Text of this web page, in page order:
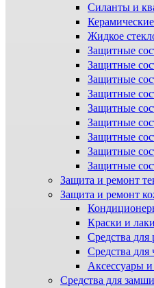
Силанты и
Жидкое
Защитные
Защитные
Защитные
Защитные
Защитные
Защитные
Защитные
Защитные
Защитные
Защита и ремонт
Защита и ремонт
Краски и
Средства для
Средства для
Аксессуары
Средства для